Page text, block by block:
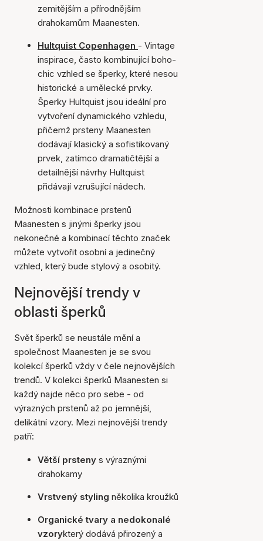
zemitějším a přírodnějším
drahokamům Maanesten.
Hultquist Copenhagen - Vintage
inspirace, často kombinující boho-
chic vzhled se šperky, které nesou
historické a umělecké prvky.
Šperky Hultquist jsou ideální pro
vytvoření dynamického vzhledu,
přičemž prsteny Maanesten
dodávají klasický a sofistikovaný
prvek, zatímco dramatičtější a
detailnější návrhy Hultquist
přidávají vzrušující nádech.
Možnosti kombinace prstenů
Maanesten s jinými šperky jsou
nekonečné a kombinací těchto značek
můžete vytvořit osobní a jedinečný
vzhled, který bude stylový a osobitý.
Nejnovější trendy v
oblasti šperků
Svět šperků se neustále mění a
společnost Maanesten je se svou
kolekcí šperků vždy v čele nejnovějších
trendů. V kolekci šperků Maanesten si
každý najde něco pro sebe - od
výrazných prstenů až po jemnější,
delikátní vzory. Mezi nejnovější trendy
patří:
Větší prsteny s výraznými
drahokamy
Vrstvený styling několika kroužků
Organické tvary a nedokonalé
vzorykterý dodává přirozený a